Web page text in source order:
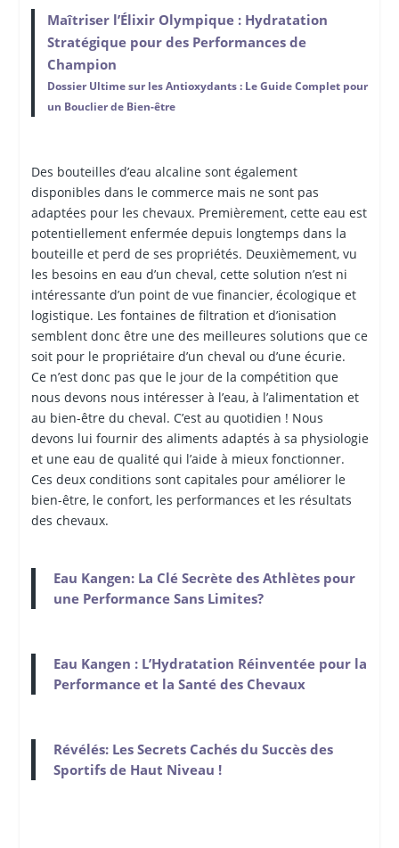
Maîtriser l’Élixir Olympique : Hydratation
Stratégique pour des Performances de
Champion
Dossier Ultime sur les Antioxydants : Le Guide Complet pour
un Bouclier de Bien-être
Des bouteilles d’eau alcaline sont également
disponibles dans le commerce mais ne sont pas
adaptées pour les chevaux. Premièrement, cette eau est
potentiellement enfermée depuis longtemps dans la
bouteille et perd de ses propriétés. Deuxièmement, vu
les besoins en eau d’un cheval, cette solution n’est ni
intéressante d’un point de vue financier, écologique et
logistique. Les fontaines de filtration et d’ionisation
semblent donc être une des meilleures solutions que ce
soit pour le propriétaire d’un cheval ou d’une écurie.
Ce n’est donc pas que le jour de la compétition que
nous devons nous intéresser à l’eau, à l’alimentation et
au bien-être du cheval. C’est au quotidien ! Nous
devons lui fournir des aliments adaptés à sa physiologie
et une eau de qualité qui l’aide à mieux fonctionner.
Ces deux conditions sont capitales pour améliorer le
bien-être, le confort, les performances et les résultats
des chevaux.
Eau Kangen: La Clé Secrète des Athlètes pour
une Performance Sans Limites?
Eau Kangen : L’Hydratation Réinventée pour la
Performance et la Santé des Chevaux
Révélés: Les Secrets Cachés du Succès des
Sportifs de Haut Niveau !